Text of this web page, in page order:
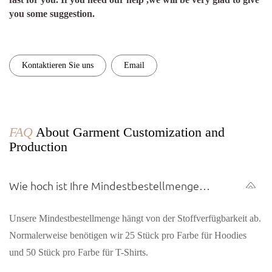
you some suggestion.
Kontaktieren Sie uns Email
FAQ About Garment Customization and
Production
Wie hoch ist Ihre Mindestbestellmenge
(MOQ) für Kleidungsstücke?
Unsere Mindestbestellmenge hängt von der Stoffverfügbarkeit ab.
Normalerweise benötigen wir 25 Stück pro Farbe für Hoodies
und 50 Stück pro Farbe für T-Shirts.